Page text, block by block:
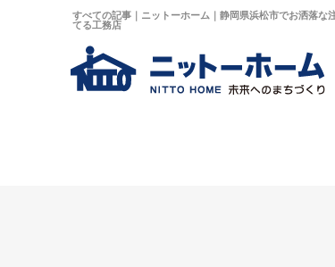
すべての記事｜ニットーホーム｜静岡県浜松市でお洒落な
てる工務店